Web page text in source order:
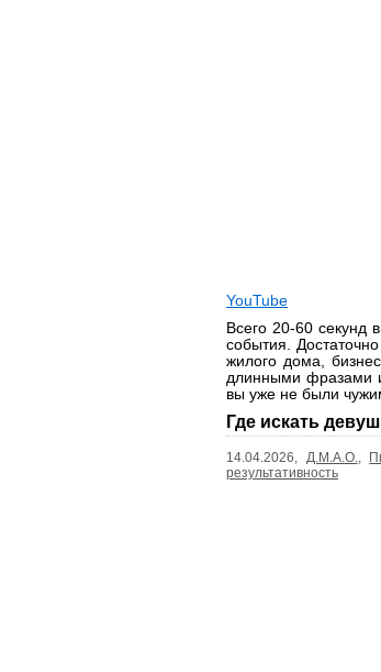
YouTube
Всего 20-60 секунд
события.
жилого дома,
длинными фразами
вы уже не были
Где искать
14.04.2026, Д.М.А.О.,
результативность